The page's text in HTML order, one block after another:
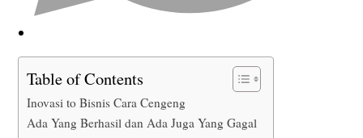
Table of Contents
Inovasi to Bisnis Cara Cengeng
Ada Yang Berhasil dan Ada Juga Yang Gagal